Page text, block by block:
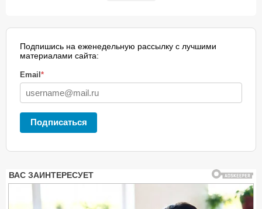
Подпишись на еженедельную рассылку с лучшими
материалами сайта:
Email *
Подписаться